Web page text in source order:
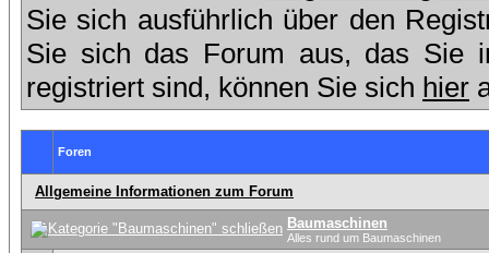
Sie sich ausführlich über den
Sie sich das Forum aus, das Sie
registriert sind, können Sie sich hier
Foren
Allgemeine Informationen zum Forum
Baumaschinen
Alles rund um Baumaschinen